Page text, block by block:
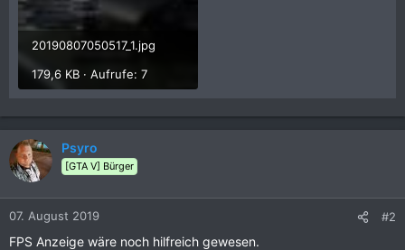
20190807050517_1.jpg
179,6 KB · Aufrufe: 7
Psyro
[GTA V] Bürger
07. August 2019 #2
FPS Anzeige wäre noch hilfreich gewesen.